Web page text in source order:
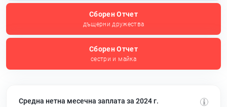
Сборен Отчет
дъщерни дружества
Сборен Отчет
сестри и майка
Средна нетна месечна заплата за 2024 г.